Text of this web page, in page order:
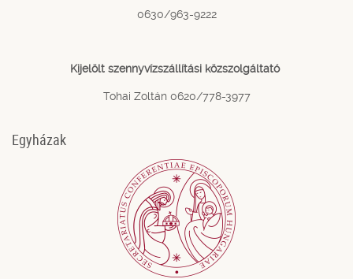
0630/963-9222
Kijelölt szennyvízszállítási közszolgáltató
Tohai Zoltán 0620/778-3977
Egyházak